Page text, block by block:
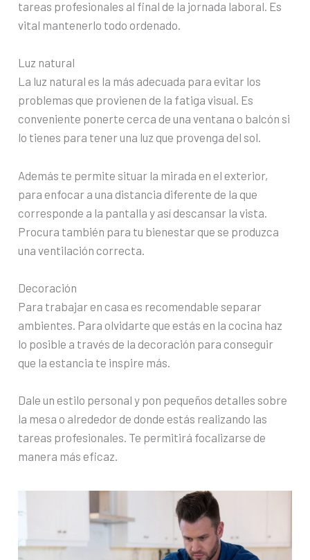
tareas profesionales al final de la jornada laboral. Es
vital mantenerlo todo ordenado.
Luz natural
La luz natural es la más adecuada para evitar los
problemas que provienen de la fatiga visual. Es
conveniente ponerte cerca de una ventana o balcón si
lo tienes para tener una luz que provenga del sol.
Además te permite situar la mirada en el exterior,
para enfocar a una distancia diferente de la que
corresponde a la pantalla y así descansar la vista.
Procura también para tu bienestar que se produzca
una ventilación correcta.
Decoración
Para trabajar en casa es recomendable separar
ambientes. Para olvidarte que estás en la cocina haz
lo posible a través de la decoración para conseguir
que la estancia te inspire más.
Dale un estilo personal y pon pequeños detalles sobre
la mesa o alrededor de donde estás realizando las
tareas profesionales. Te permitirá focalizarse de
manera más eficaz.